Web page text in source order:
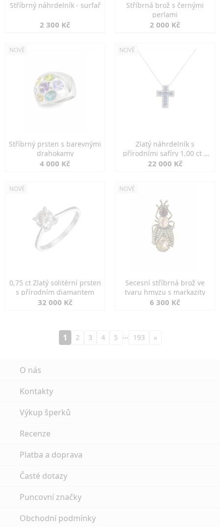
Stříbrný náhrdelník - surfař
2 300 Kč
Stříbrná brož s černými
perlami
2 000 Kč
NOVÉ
Stříbrný prsten s barevnými
drahokamy
4 000 Kč
NOVÉ
Zlatý náhrdelník s
přírodními safíry 1,00 ct a
diamanty
22 000 Kč
NOVÉ
0,75 ct Zlatý solitérní prsten
s přírodním diamantem
32 000 Kč
NOVÉ
Secesní stříbrná brož ve
tvaru hmyzu s markazity
6 300 Kč
1 2 3 4 5 … 193 »
O nás
Kontakty
Výkup šperků
Recenze
Platba a doprava
Časté dotazy
Puncovní značky
Obchodní podmínky